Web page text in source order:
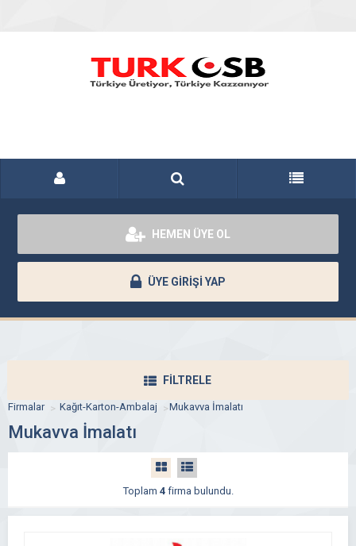
HEMEN ÜYE OL
ÜYE GİRİŞİ YAP
FİLTRELE
Firmalar Kağıt-Karton-Ambalaj Mukavva İmalatı
Mukavva İmalatı
Toplam 4firma bulundu.